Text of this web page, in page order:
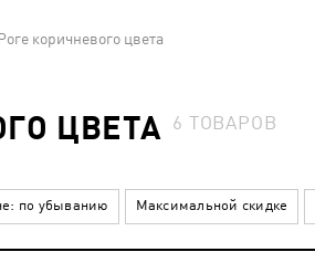
коричневого цвета
ЦВЕТА 6 ТОВАРОВ
по убыванию Максимальной скидке